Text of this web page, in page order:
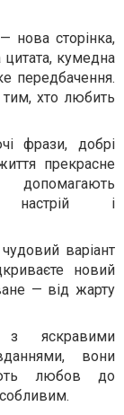
нова сторінка,
кумедна
передбачення.
тим, хто любить
фрази, добрі
прекрасне
настрій і
варіант
новий
— від жарту
з яскравими
вони
любов до